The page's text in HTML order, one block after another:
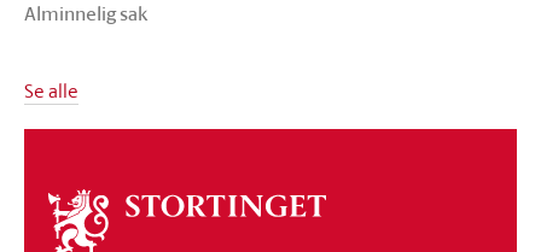
Alminnelig sak
Se alle
Om
stortinget